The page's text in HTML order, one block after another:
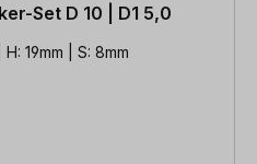
Set D 10 | D1 5,0
19mm | S: 8mm